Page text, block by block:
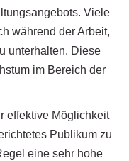
Viele
während der Arbeit,
unterhalten. Diese
im Bereich der
effektive Möglichkeit
Publikum zu
eine sehr hohe